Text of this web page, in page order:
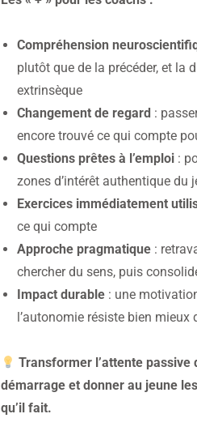
Compréhension
plutôt que de la précéder, et la
extrinsèque
Changement de regard :
encore trouvé ce qui compte
Questions prêtes à l’emploi :
zones d’intérêt authentique du
Exercices immédiatement
ce qui compte
Approche pragmatique :
chercher du sens, puis
Impact durable : une
l’autonomie résiste bien
Transformer l’attente passive
démarrage et donner au jeune
qu’il fait.